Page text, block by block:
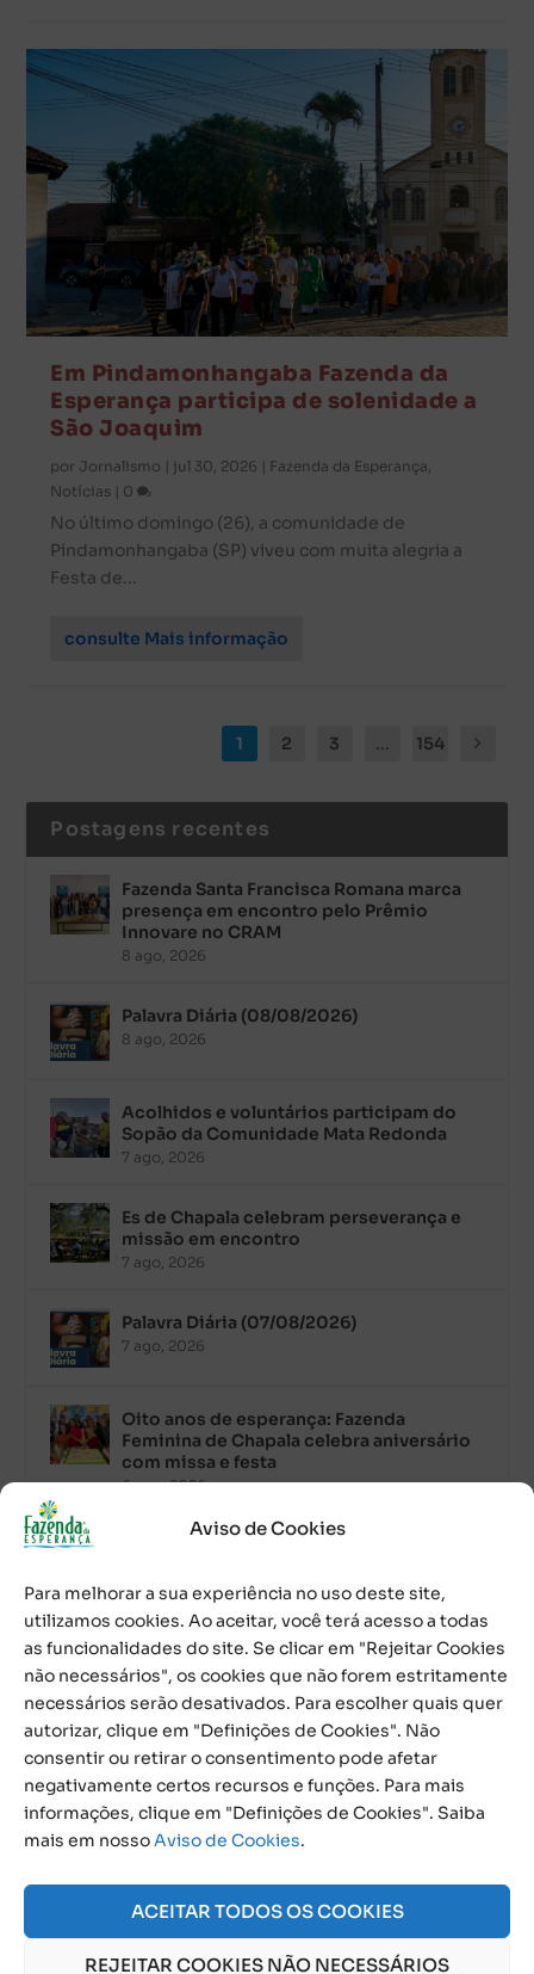
Aviso de Cookies
Para melhorar a sua experiência no uso deste site,
utilizamos cookies. Ao aceitar, você terá acesso a todas
as funcionalidades do site. Se clicar em "Rejeitar Cookies
não necessários", os cookies que não forem estritamente
necessários serão desativados. Para escolher quais quer
autorizar, clique em "Definições de Cookies". Não
consentir ou retirar o consentimento pode afetar
negativamente certos recursos e funções. Para mais
informações, clique em "Definições de Cookies". Saiba
mais em nossoAviso de Cookies.
ACEITAR TODOS OS COOKIES
REJEITAR COOKIES NÃO NECESSÁRIOS
Em Pindamonhangaba Fazenda da
Esperança participa de solenidade a
São Joaquim
por Jornalismo | jul 30, 2026 | Fazenda da Esperança,
Notícias | 0
No último domingo (26), a comunidade de
Pindamonhangaba (SP) viveu com muita alegria a
Festa de...
consulte Mais informação
1 2 3 ... 154
Postagens recentes
Fazenda Santa Francisca Romana marca
presença em encontro pelo Prêmio
Innovare no CRAM
8 ago, 2026
Palavra Diária (08/08/2026)
8 ago, 2026
Acolhidos e voluntários participam do
Sopão da Comunidade Mata Redonda
7 ago, 2026
Es de Chapala celebram perseverança e
missão em encontro
7 ago, 2026
Palavra Diária (07/08/2026)
7 ago, 2026
Oito anos de esperança: Fazenda
Feminina de Chapala celebra aniversário
com missa e festa
6 ago, 2026
Próximos Eventos
Agosto, 2026
NO EVENTS